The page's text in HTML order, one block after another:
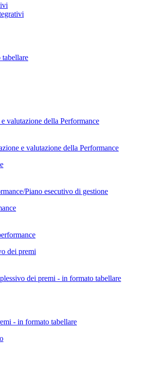
valutazione della Performance
e valutazione della Performance
Piano esecutivo di gestione
dei premi
dei premi - in formato tabellare
- in formato tabellare